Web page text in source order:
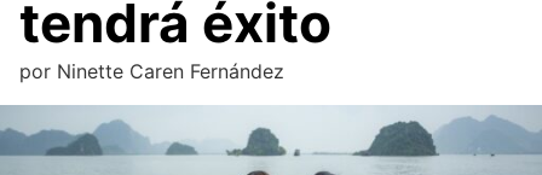
tendrá éxito
por Ninette Caren Fernández